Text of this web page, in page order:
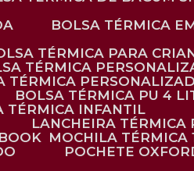
BOLSA TÉRMICA
TÉRMICA PARA
TÉRMICA
TÉRMICA
BOLSA TÉRMICA PU 4
TÉRMICA INFANTIL
LANCHEIRA
MOCHILA
POCHETE